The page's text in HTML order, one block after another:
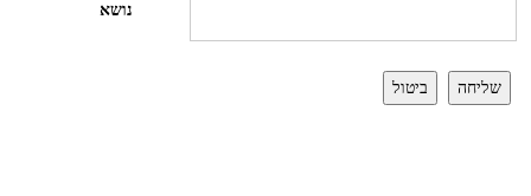
נושא
שליחה ביטול